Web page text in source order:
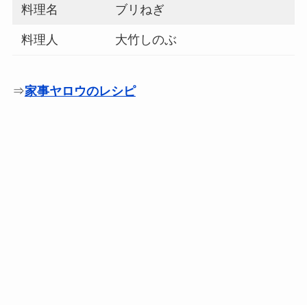
料理名 ブリねぎ
料理人 大竹しのぶ
⇒家事ヤロウのレシピ